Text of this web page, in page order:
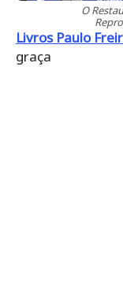
O
Livros Paulo
graça